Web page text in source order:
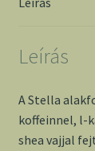
mennyiség
Leírás
A Stella
koffeinnel, l-
shea vajjal